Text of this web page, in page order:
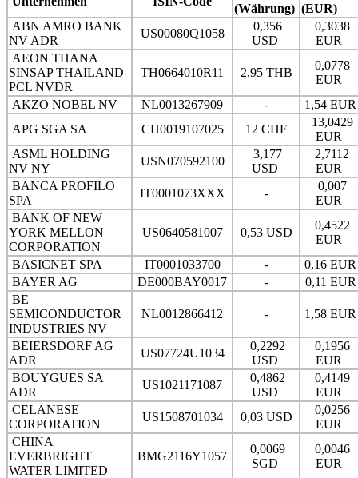
(Währung) (EUR)
ABN AMRO BANK
NV ADR
US00080Q1058
0,356
USD
0,3038
EUR
AEON THANA
SINSAP THAILAND
PCL NVDR
TH0664010R11 2,95 THB
0,0778
EUR
AKZO NOBEL NV
NL0013267909 -
1,54
APG SGA SA
CH0019107025 12 CHF
13,0429
EUR
ASML HOLDING
NV NY
USN070592100
3,177
USD
2,7112
EUR
BANCA PROFILO
SPA
IT0001073XXX -
0,007
EUR
BANK OF NEW
YORK MELLON
CORPORATION
US0640581007 0,53 USD
0,4522
EUR
BASICNET SPA
IT0001033700 -
0,16
BAYER AG
DE000BAY0017 -
0,11
BE
SEMICONDUCTOR
INDUSTRIES NV
NL0012866412 - 1,58
BEIERSDORF AG
ADR
US07724U1034
0,2292
USD
0,1956
EUR
BOUYGUES SA
ADR
US1021171087
0,4862
USD
0,4149
EUR
CELANESE
CORPORATION
US1508701034 0,03 USD
0,0256
EUR
CHINA
EVERBRIGHT
WATER LIMITED
BMG2116Y1057
0,0069
SGD
0,0046
EUR